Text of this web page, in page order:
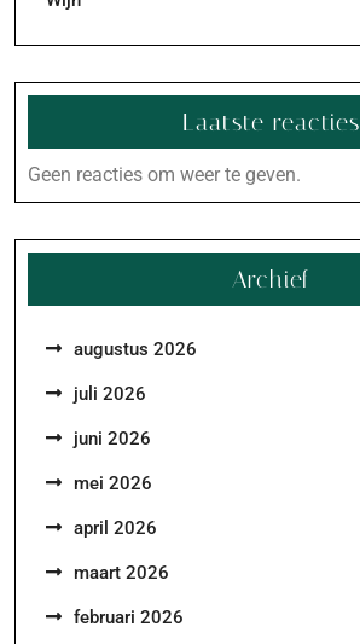
Laatste reacties
Geen reacties om weer te geven.
Archief
augustus 2026
juli 2026
juni 2026
mei 2026
april 2026
maart 2026
februari 2026